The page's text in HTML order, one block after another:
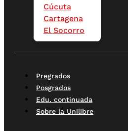
Cúcuta
Cartagena
El Socorro
Pregrados
Posgrados
Edu. continuada
Sobre la Unilibre